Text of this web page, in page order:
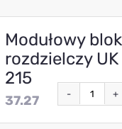
Modułowy blok
rozdzielczy UK
215
37.27 - +